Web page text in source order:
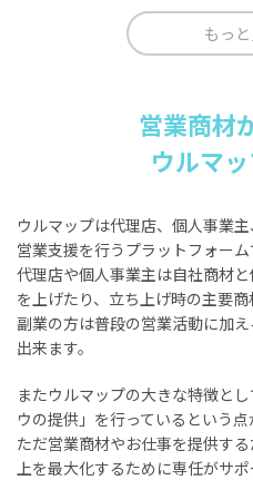
もっ
営業商材
ウルマ
ウルマップは代理店、個人事業
営業支援を行うプラットフォーム
代理店や個人事業主は自社商材
を上げたり、立ち上げ時の主要商
副業の方は普段の営業活動に加
出来ます。
またウルマップの大きな特徴と
ウの提供」を行っているという点
ただ営業商材やお仕事を提供す
上を最大化するために専任がサポ